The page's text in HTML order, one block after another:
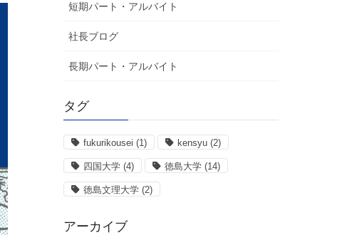
短期パート・アルバイト
社長ブログ
長期パート・アルバイト
タグ
fukurikousei (1) kensyu (2)
四国大学 (4) 徳島大学 (14)
徳島文理大学 (2)
アーカイブ